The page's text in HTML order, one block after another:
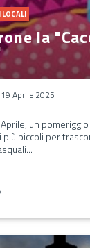
la
Aprile 2025
un
più piccoli per